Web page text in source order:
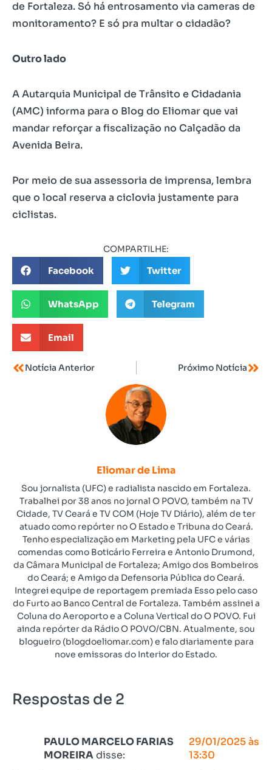
de Fortaleza. Só há entrosamento via cameras de
monitoramento? E só pra multar o cidadão?
Outro lado
A Autarquia Municipal de Trânsito e Cidadania
(AMC) informa para o Blog do Eliomar que vai
mandar reforçar a fiscalização no Calçadão da
Avenida Beira.
Por meio de sua assessoria de imprensa, lembra
que o local reserva a ciclovia justamente para
ciclistas.
COMPARTILHE:
Facebook Twitter
WhatsApp Telegram
Email
Notícia Anterior Próximo Notícia
Eliomar de Lima
Sou jornalista (UFC) e radialista nascido em Fortaleza.
Trabalhei por 38 anos no jornal O POVO, também na TV
Cidade, TV Ceará e TV COM (Hoje TV Diário), além de ter
atuado como repórter no O Estado e Tribuna do Ceará.
Tenho especialização em Marketing pela UFC e várias
comendas como Boticário Ferreira e Antonio Drumond,
da Câmara Municipal de Fortaleza; Amigo dos Bombeiros
do Ceará; e Amigo da Defensoria Pública do Ceará.
Integrei equipe de reportagem premiada Esso pelo caso
do Furto ao Banco Central de Fortaleza. Também assinei a
Coluna do Aeroporto e a Coluna Vertical do O POVO. Fui
ainda repórter da Rádio O POVO/CBN. Atualmente, sou
blogueiro (blogdoeliomar.com) e falo diariamente para
nove emissoras do Interior do Estado.
Respostas de 2
PAULO MARCELO FARIAS
MOREIRAdisse:
29/01/2025 às
13:30